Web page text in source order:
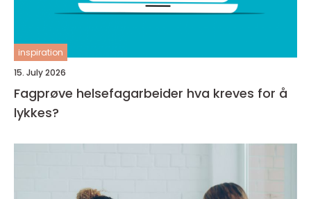
inspiration
15. July 2026
Fagprøve helsefagarbeider hva kreves for å
lykkes?